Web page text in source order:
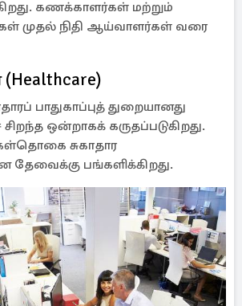
கணக்காளர்கள் மற்றும்
முதல் நிதி ஆய்வாளர்கள் வரை
பாதுகாப்புத் துறையானது
ஒன்றாகக் கருதப்படுகிறது.
சுகாதார
தேவைக்கு பங்களிக்கிறது.